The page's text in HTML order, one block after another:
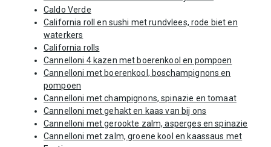
Caldo Verde
California roll en sushi met rundvlees, rode biet en
waterkers
California rolls
Cannelloni 4 kazen met boerenkool en pompoen
Cannelloni met boerenkool, boschampignons en
pompoen
Cannelloni met champignons, spinazie en tomaat
Cannelloni met gehakt en kaas van bij ons
Cannelloni met gerookte zalm, asperges en spinazie
Cannelloni met zalm, groene kool en kaassaus met